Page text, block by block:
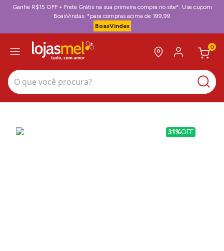
Ganhe R$15 OFF + Frete Grátis na sua primeira compra no site*. Use cupom
BoasVindas. *para compras acima de 199,99
BoasVindas
0
O que você procura?
31%OFF